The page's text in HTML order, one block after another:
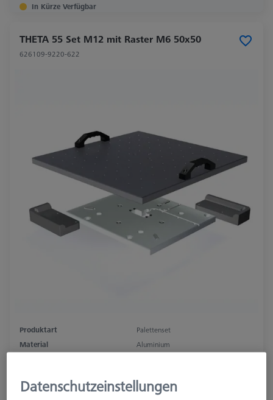
In Kürze Verfügbar
THETA 55 Set M12 mit Raster M6 50x50
626109-9220-622
Produktart
Palettenset
Material
Aluminium
Datenschutzeinstellungen